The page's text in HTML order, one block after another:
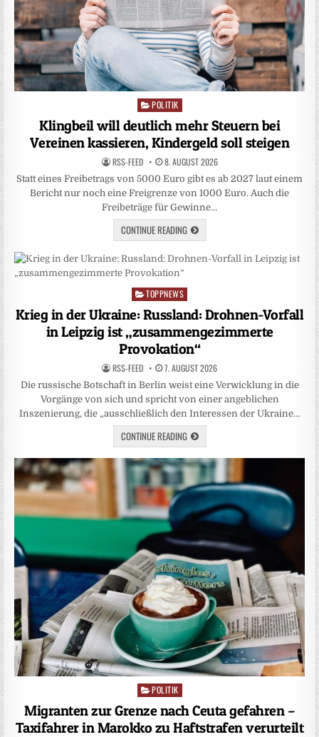
Posted
POLITIK
Klingbeil will deutlich mehr Steuern bei
Vereinen kassieren, Kindergeld soll steigen
RSS-FEED 8. AUGUST 2026
Statt ​eines Freibetrags ‌von 5000 Euro gibt es ab 2027 laut einem
Bericht nur noch eine Freigrenze von 1000 Euro. Auch die
Freibeträge ‌für Gewinne…
CONTINUE READING
Posted
TOPPNEWS
Krieg in der Ukraine: Russland: Drohnen-Vorfall
in Leipzig ist „zusammengezimmerte
Provokation“
RSS-FEED 7. AUGUST 2026
Die russische Botschaft in Berlin weist eine Verwicklung in die
Vorgänge von sich und spricht von einer angeblichen
Inszenierung, die „ausschließlich den Interessen der Ukraine…
CONTINUE READING
Posted
POLITIK
Migranten zur Grenze nach Ceuta gefahren –
Taxifahrer in Marokko zu Haftstrafen verurteilt